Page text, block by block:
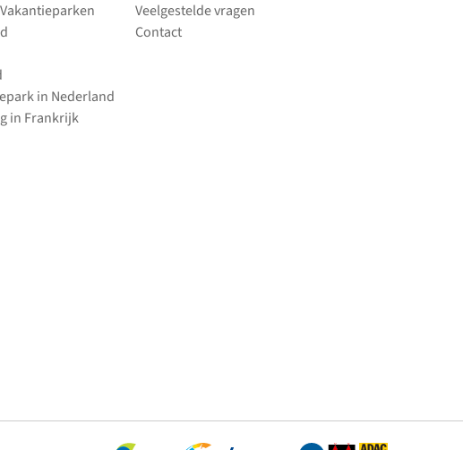
in Nederland
in Frankrijk
Veelgestelde vragen
Contact